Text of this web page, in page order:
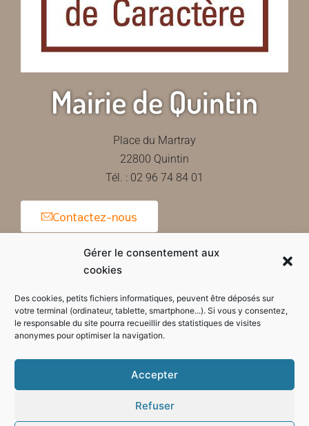
Gérer le consentement aux
cookies
Des cookies, petits fichiers informatiques, peuvent être déposés sur
votre terminal (ordinateur, tablette, smartphone...). Si vous y consentez,
le responsable du site pourra recueillir des statistiques de visites
anonymes pour optimiser la navigation.
Accepter
Refuser
Mairie de Quintin
Place du Martray
22800 Quintin
Tél. : 02 96 74 84 01
Contactez-nous
Horaires d'ouverture de la mairie